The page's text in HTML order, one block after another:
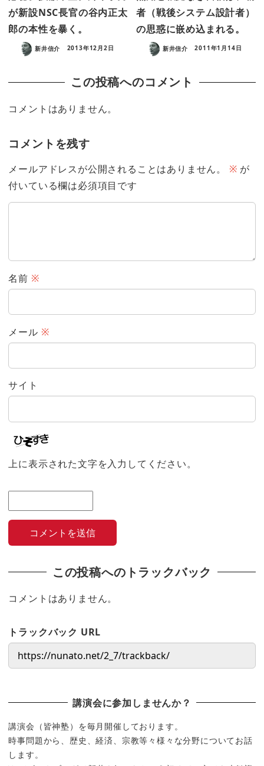
が新設NSC長官の谷内正太
郎の本性を暴く。
新井信介 2013年12月2日
者（戦後システム設計者）
の思惑に嵌め込まれる。
新井信介 2011年1月14日
この投稿へのコメント
コメントはありません。
コメントを残す
メールアドレスが公開されることはありません。 ※ が
付いている欄は必須項目です
名前 ※
メール ※
サイト
上に表示された文字を入力してください。
この投稿へのトラックバック
コメントはありません。
トラックバック URL
講演会に参加しませんか？
講演会（皆神塾）を毎月開催しております。
時事問題から、歴史、経済、宗教等々様々な分野についてお話
します。